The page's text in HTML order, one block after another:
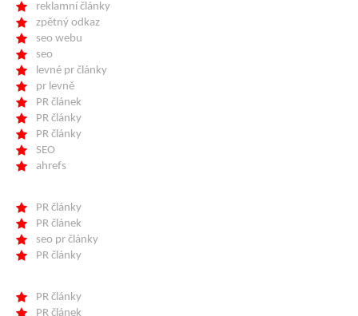
reklamní články
zpětný odkaz
seo webu
seo
levné pr články
pr levně
PR článek
PR články
PR články
SEO
ahrefs
PR články
PR článek
seo pr články
PR články
PR články
PR článek